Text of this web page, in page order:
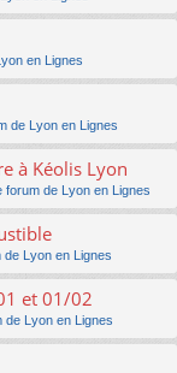
en Lignes
de Lyon en Lignes
à Kéolis Lyon
forum de Lyon en Lignes
de Lyon en Lignes
et 01/02
de Lyon en Lignes